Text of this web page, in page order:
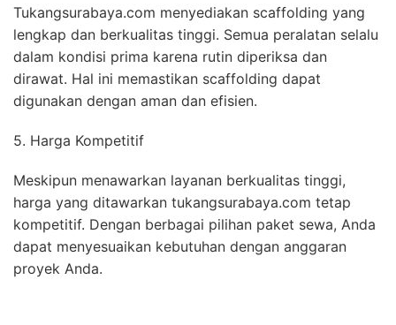
Tukangsurabaya.com menyediakan scaffolding yang
lengkap dan berkualitas tinggi. Semua peralatan selalu
dalam kondisi prima karena rutin diperiksa dan
dirawat. Hal ini memastikan scaffolding dapat
digunakan dengan aman dan efisien.
5. Harga Kompetitif
Meskipun menawarkan layanan berkualitas tinggi,
harga yang ditawarkan tukangsurabaya.com tetap
kompetitif. Dengan berbagai pilihan paket sewa, Anda
dapat menyesuaikan kebutuhan dengan anggaran
proyek Anda.